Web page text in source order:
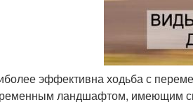
эффективна ходьба с
ландшафтом, имеющим